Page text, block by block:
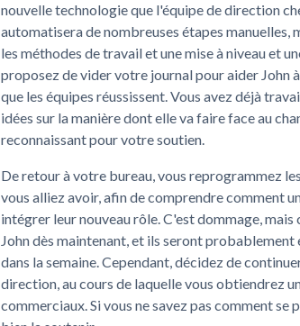
nouvelle technologie que l'équipe de direction
automatisera de nombreuses étapes manuelles,
les méthodes de travail et une mise à niveau et
proposez de vider votre journal pour aider John
que les équipes réussissent. Vous avez déjà
idées sur la manière dont elle va faire face au
reconnaissant pour votre soutien.
De retour à votre bureau, vous reprogrammez
vous alliez avoir, afin de comprendre comment
intégrer leur nouveau rôle. C'est dommage,
John dès maintenant, et ils seront
dans la semaine. Cependant, décidez de
direction, au cours de laquelle vous obtiendrez
commerciaux. Si vous ne savez pas comment se